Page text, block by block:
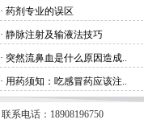
· 药剂专业的误区
· 静脉注射及输液法技巧
· 突然流鼻血是什么原因造成..
· 用药须知：吃感冒药应该注..
联系电话：18908196750